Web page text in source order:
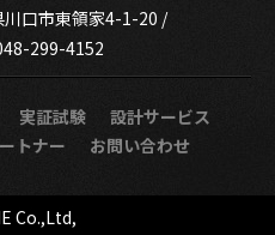
口市東領家4-1-20 /
299-4152
実証試験
設計サービス
トナー お問い合わせ
Co.,Ltd,